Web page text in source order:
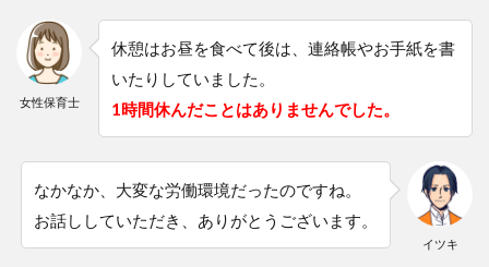
女性保育士
休憩はお昼を食べて後は、連絡帳やお手紙を書
いたりしていました。
1時間休んだことはありませんでした。
イツキ
なかなか、大変な労働環境だったのですね。
お話ししていただき、ありがとうございます。